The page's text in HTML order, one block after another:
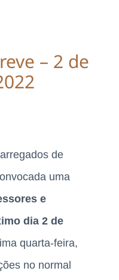
– 2 de
de
uma
e
dia 2 de
quarta-feira,
no normal